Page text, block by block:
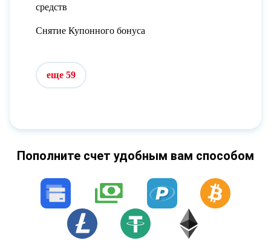
средств
Снятие Купонного бонуса
еще 59
Пополните счет удобным вам способом